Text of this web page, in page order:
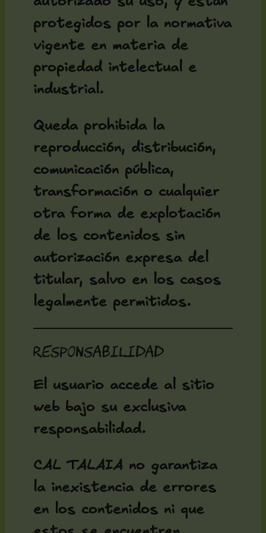
protegidos por la normativa
vigente en materia de
propiedad intelectual e
industrial.
Queda prohibida la
reproducción, distribución,
comunicación pública,
transformación o cualquier
otra forma de explotación
de los contenidos sin
autorización expresa del
titular, salvo en los casos
legalmente permitidos.
Responsabilidad
El usuario accede al sitio
web bajo su exclusiva
responsabilidad.
CAL TALAIA no garantiza
la inexistencia de errores
en los contenidos ni que